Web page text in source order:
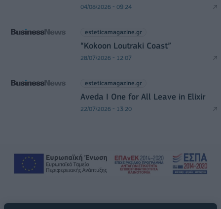
04/08/2026 - 09:24
esteticamagazine.gr
“Kokoon Loutraki Coast”
28/07/2026 - 12:07
esteticamagazine.gr
Aveda I One for All Leave in Elixir
22/07/2026 - 13:20